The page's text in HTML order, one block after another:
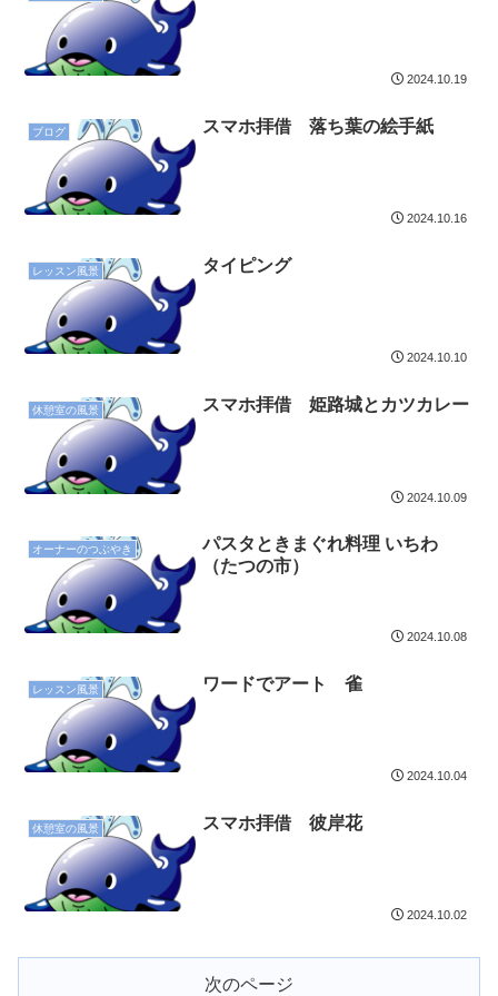
2024.10.19
ブログ スマホ拝借 落ち葉の絵手紙
2024.10.16
レッスン風景 タイピング
2024.10.10
休憩室の風景 スマホ拝借 姫路城とカツカレー
2024.10.09
オーナーのつぶやき
パスタときまぐれ料理 いちわ
（たつの市）
2024.10.08
レッスン風景 ワードでアート 雀
2024.10.04
休憩室の風景 スマホ拝借 彼岸花
2024.10.02
次のページ